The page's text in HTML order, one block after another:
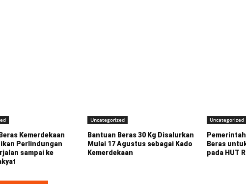
Kemerdekaan
Perlindungan
sampai ke
Uncategorized
Bantuan Beras 30 Kg Disalurkan
Mulai 17 Agustus sebagai Kado
Kemerdekaan
Uncategorized
Beras
pada HUT